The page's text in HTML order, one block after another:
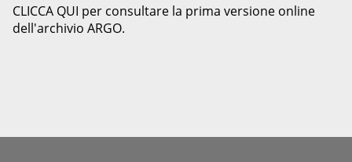
CLICCA QUI per consultare la prima versione online
dell'archivio ARGO.